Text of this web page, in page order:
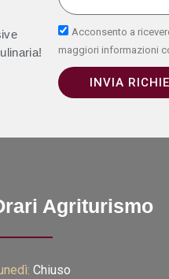
Acconsento a
maggiori informazioni
INVIA
Agriturismo
Chiuso